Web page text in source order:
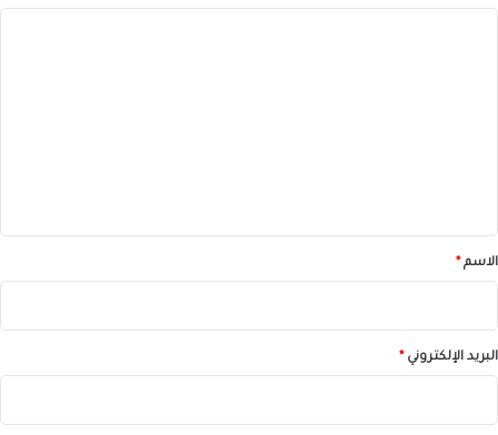
*الاسم*
البريد الإلكتروني*